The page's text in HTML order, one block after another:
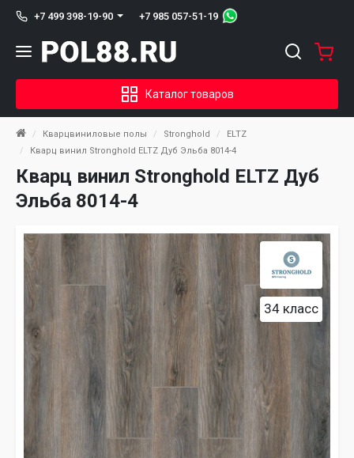
+7 499 398-19-90 +7 985 057-51-19
Каталог товаров
Кварцвиниловые полы Stronghold
ELTZ
Кварц винил Stronghold ELTZ Дуб Эльба 8014-4
Кварц винил Stronghold ELTZ Дуб
Эльба 8014-4
34 класс